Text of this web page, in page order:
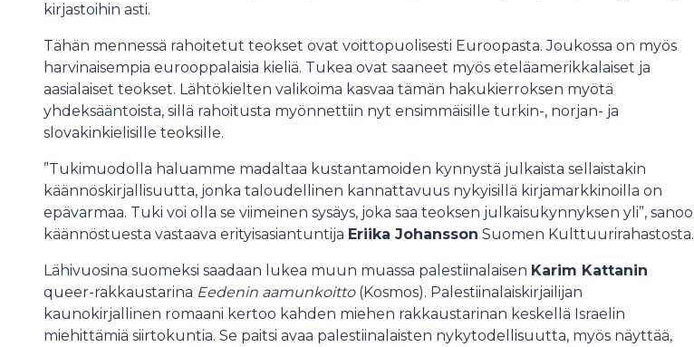
kirjastoihin asti.
Tähän mennessä rahoitetut teokset ovat voittopuolisesti Euroopasta. Joukossa on myös
harvinaisempia eurooppalaisia kieliä. Tukea ovat saaneet myös eteläamerikkalaiset ja
aasialaiset teokset. Lähtökielten valikoima kasvaa tämän hakukierroksen myötä
yhdeksääntoista, sillä rahoitusta myönnettiin nyt ensimmäisille turkin-, norjan- ja
slovakinkielisille teoksille.
”Tukimuodolla haluamme madaltaa kustantamoiden kynnystä julkaista sellaistakin
käännöskirjallisuutta, jonka taloudellinen kannattavuus nykyisillä kirjamarkkinoilla on
epävarmaa. Tuki voi olla se viimeinen sysäys, joka saa teoksen julkaisukynnyksen yli”, sanoo
käännöstuesta vastaava erityisasiantuntija Eriika Johansson Suomen Kulttuurirahastosta.
Lähivuosina suomeksi saadaan lukea muun muassa palestiinalaisen Karim Kattanin
queer-rakkaustarina Eedenin aamunkoitto(Kosmos). Palestiinalaiskirjailijan
kaunokirjallinen romaani kertoo kahden miehen rakkaustarinan keskellä Israelin
miehittämiä siirtokuntia. Se paitsi avaa palestiinalaisten nykytodellisuutta, myös näyttää,